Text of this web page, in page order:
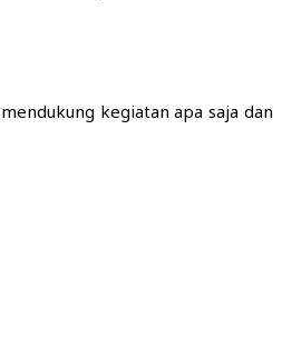
kegiatan apa saja dan